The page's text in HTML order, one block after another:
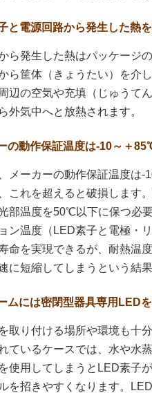
と電源回路から発生した熱
ら発生した熱はパッケージ
ら筐体（きょうたい）を介
辺の空気や充填（じゅうて
外気中へと放熱されます。
の動作保証温度は-10～＋
メーカーの動作保証温度は
これを超えると破損します
部温度を50℃以下に保つ必
ン温度（LED素子と電極・
命を実現できるが、耐熱温
に短縮してしまうという結果
ムには密閉型器具専用LED
取り付ける場所や環境も十
ているケースでは、水や水
使用してしまうとLED素子
を招きやすくなります。